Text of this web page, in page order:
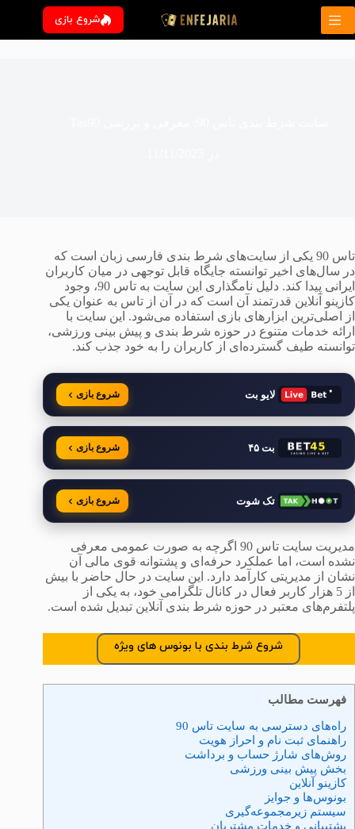
پرش
محتوا
شروع بازی
تاس 90 یکی از سایت‌های شرط بندی فارسی زبان است که
در سال‌های اخیر توانسته جایگاه قابل توجهی در میان کاربران
ایرانی پیدا کند. دلیل نامگذاری این سایت به تاس 90، وجود
کازینو آنلاین قدرتمند آن است که در آن از تاس به عنوان یکی
از اصلی‌ترین ابزارهای بازی استفاده می‌شود. این سایت با
ارائه خدمات متنوع در حوزه شرط بندی و پیش بینی ورزشی،
توانسته طیف گسترده‌ای از کاربران را به خود جذب کند.
لایو بت شروع بازی
بت ۴۵ شروع بازی
تک شوت شروع بازی
مدیریت سایت تاس 90 اگرچه به صورت عمومی معرفی
نشده است، اما عملکرد حرفه‌ای و پشتوانه قوی مالی آن
نشان از مدیریتی کارآمد دارد. این سایت در حال حاضر با بیش
از 5 هزار کاربر فعال در کانال تلگرامی خود، به یکی از
پلتفرم‌های معتبر در حوزه شرط بندی آنلاین تبدیل شده است.
شروع شرط بندی با بونوس های ویژه
فهرست مطالب
راه‌های دسترسی به سایت تاس 90
راهنمای ثبت نام و احراز هویت
روش‌های شارژ حساب و برداشت
بخش پیش بینی ورزشی
کازینو آنلاین
بونوس‌ها و جوایز
سیستم زیرمجموعه‌گیری
پشتیبانی و خدمات مشتریان